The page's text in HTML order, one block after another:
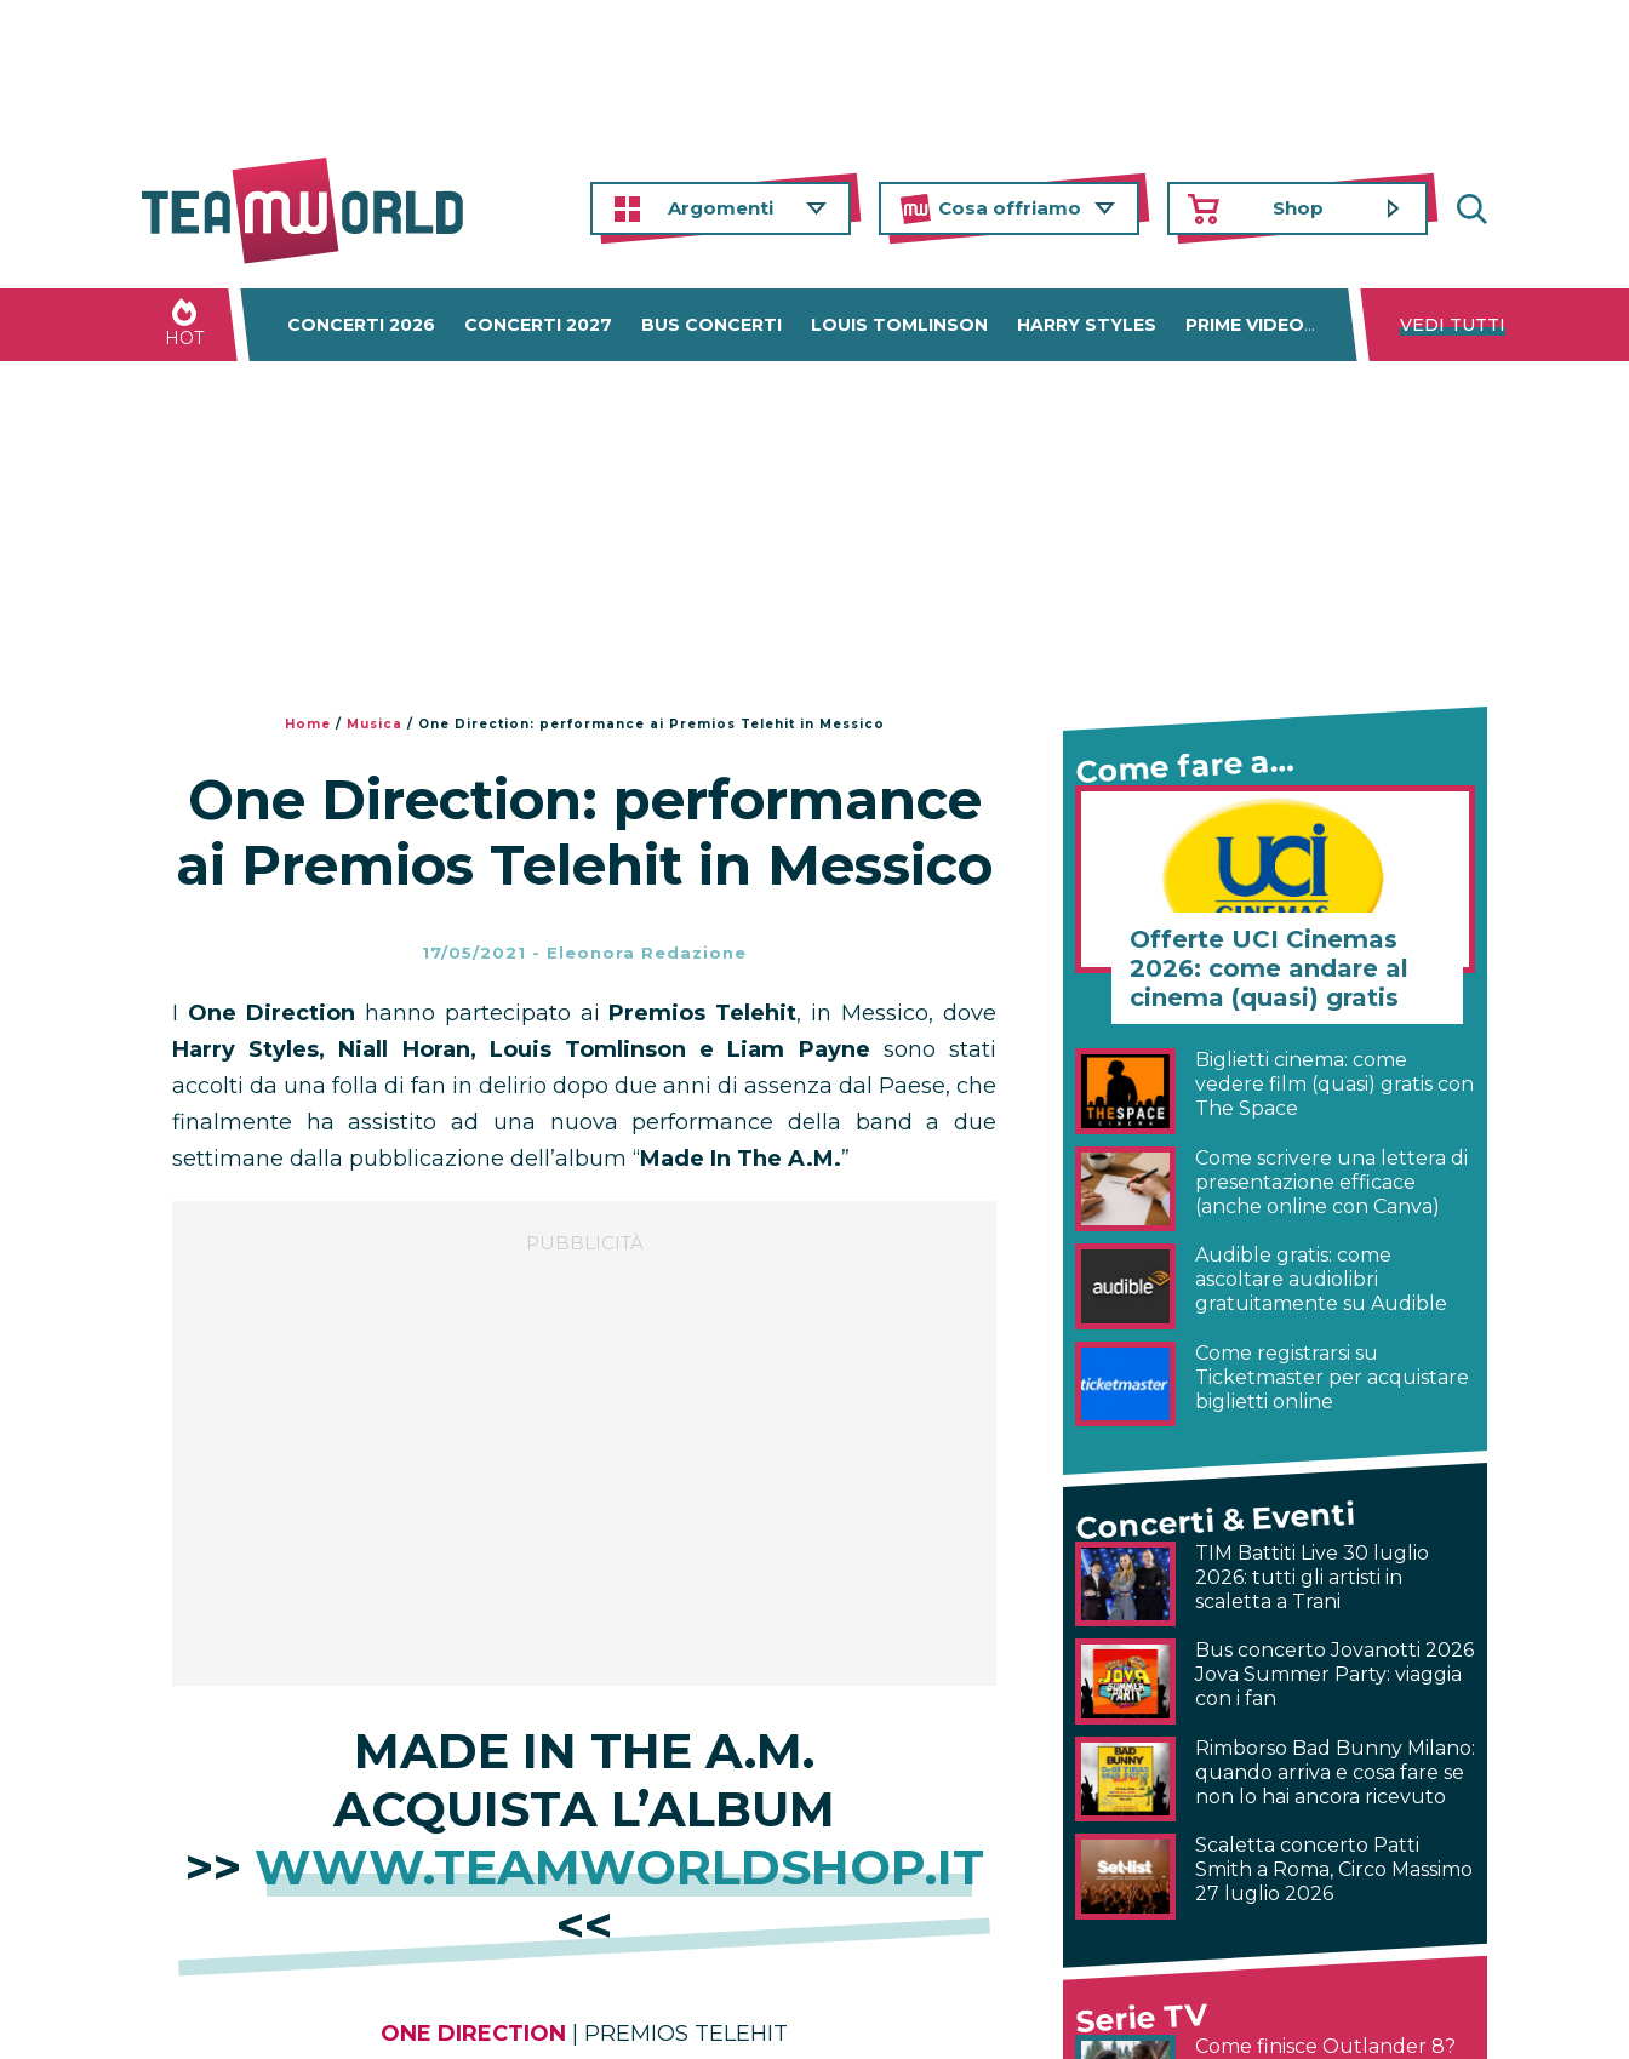
Argomenti Cosa offriamo Shop
HOT
CONCERTI 2026 CONCERTI 2027 BUS CONCERTI LOUIS TOMLINSON HARRY STYLES PRIME VIDEO DISNEY+ NETFLIX
VEDI TUTTI
Home / Musica / One Direction: performance ai Premios Telehit in Messico
One Direction: performance
ai Premios Telehit in Messico
17/05/2021 - Eleonora Redazione
I One Direction hanno partecipato ai Premios Telehit, in Messico, dove
Harry Styles, Niall Horan, Louis Tomlinson e Liam Payne sono stati
accolti da una folla di fan in delirio dopo due anni di assenza dal Paese, che
finalmente ha assistito ad una nuova performance della band a due
settimane dalla pubblicazione dell’album “Made In The A.M.”
MADE IN THE A.M.
ACQUISTA L’ALBUM
>> WWW.TEAMWORLDSHOP.IT
<<
ONE DIRECTION | PREMIOS TELEHIT
Come fare a…
Offerte UCI Cinemas
2026: come andare al
cinema (quasi) gratis
Biglietti cinema: come
vedere film (quasi) gratis con
The Space
Come scrivere una lettera di
presentazione efficace
(anche online con Canva)
Audible gratis: come
ascoltare audiolibri
gratuitamente su Audible
Come registrarsi su
Ticketmaster per acquistare
biglietti online
Concerti & Eventi
TIM Battiti Live 30 luglio
2026: tutti gli artisti in
scaletta a Trani
Bus concerto Jovanotti 2026
Jova Summer Party: viaggia
con i fan
Rimborso Bad Bunny Milano:
quando arriva e cosa fare se
non lo hai ancora ricevuto
Scaletta concerto Patti
Smith a Roma, Circo Massimo
27 luglio 2026
Serie TV
Come finisce Outlander 8?